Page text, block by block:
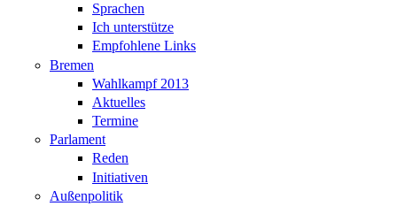
Sprachen
Ich unterstütze
Empfohlene Links
Bremen
Wahlkampf 2013
Aktuelles
Termine
Parlament
Reden
Initiativen
Außenpolitik